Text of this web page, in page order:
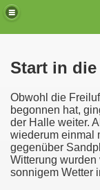
Start in
Obwohl die
begonnen hat,
der Halle weiter.
wiederum einmal
gegenüber
Witterung
sonnigem Wetter